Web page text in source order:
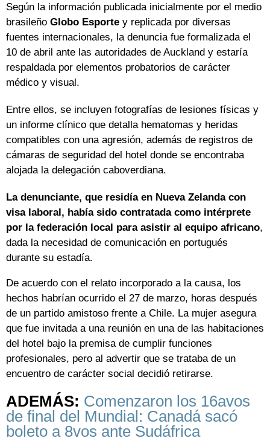
Según la información publicada inicialmente por el medio
brasileño Globo Esporte y replicada por diversas
fuentes internacionales, la denuncia fue formalizada el
10 de abril ante las autoridades de Auckland y estaría
respaldada por elementos probatorios de carácter
médico y visual.
Entre ellos, se incluyen fotografías de lesiones físicas y
un informe clínico que detalla hematomas y heridas
compatibles con una agresión, además de registros de
cámaras de seguridad del hotel donde se encontraba
alojada la delegación caboverdiana.
La denunciante, que residía en Nueva Zelanda con
visa laboral, había sido contratada como intérprete
por la federación local para asistir al equipo africano,
dada la necesidad de comunicación en portugués
durante su estadía.
De acuerdo con el relato incorporado a la causa, los
hechos habrían ocurrido el 27 de marzo, horas después
de un partido amistoso frente a Chile. La mujer asegura
que fue invitada a una reunión en una de las habitaciones
del hotel bajo la premisa de cumplir funciones
profesionales, pero al advertir que se trataba de un
encuentro de carácter social decidió retirarse.
ADEMÁS: Comenzaron los 16avos
de final del Mundial: Canadá sacó
boleto a 8vos ante Sudáfrica